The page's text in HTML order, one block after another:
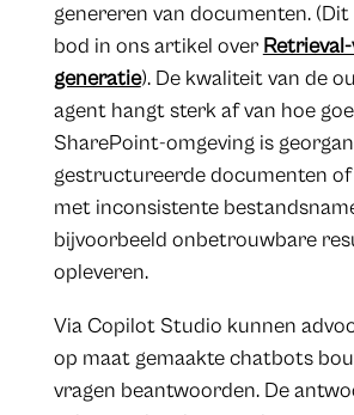
genereren van documenten. (Dit
bod in ons artikel over
generatie). De kwaliteit van de
agent hangt sterk af van hoe
SharePoint-omgeving is
gestructureerde documenten
met inconsistente
bijvoorbeeld onbetrouwbare
opleveren.
Via Copilot Studio kunnen
op maat gemaakte chatbots
vragen beantwoorden. De